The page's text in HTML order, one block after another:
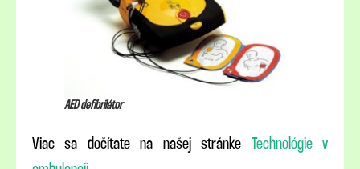
AED defibrilátor
Viac sa dočítate na našej stránke
Technológie v